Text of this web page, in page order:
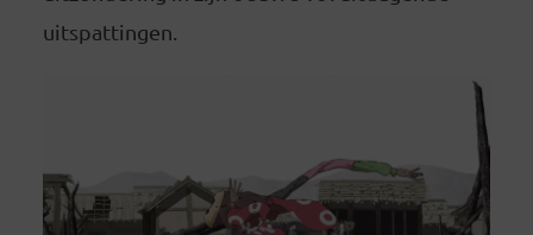
uitspattingen.